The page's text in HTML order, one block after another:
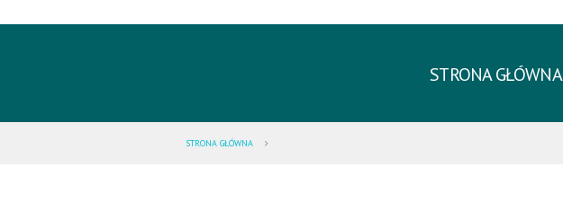
STRONA GŁÓWNA
STRONA GŁÓWNA